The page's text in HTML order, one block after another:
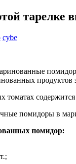
тарелке
cybe
помидоры в
помидор: